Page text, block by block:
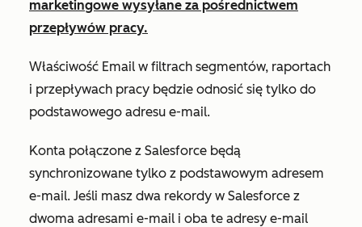
marketingowe wysyłane za pośrednictwem
przepływów pracy.
Właściwość Email w filtrach segmentów, raportach
i przepływach pracy będzie odnosić się tylko do
podstawowego adresu e-mail.
Konta połączone z Salesforce będą
synchronizowane tylko z podstawowym adresem
e-mail. Jeśli masz dwa rekordy w Salesforce z
dwoma adresami e-mail i oba te adresy e-mail